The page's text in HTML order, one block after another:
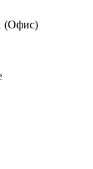
(Офис)